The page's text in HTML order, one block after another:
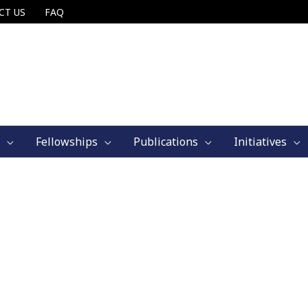
US FAQ
Fellowships Publications Initiatives